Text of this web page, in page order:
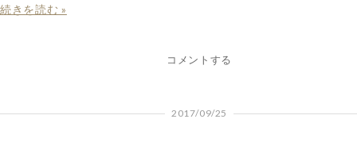
続きを読む »
コメントする
2017/09/25